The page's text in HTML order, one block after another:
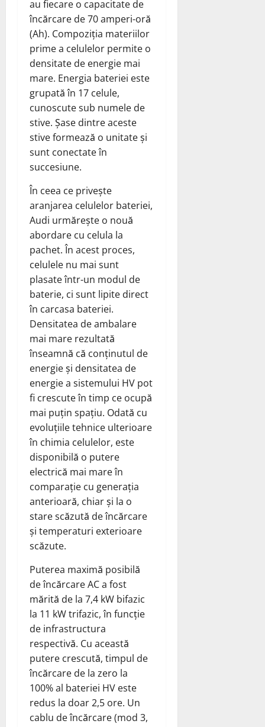
au fiecare o capacitate de
încărcare de 70 amperi-oră
(Ah). Compoziția materiilor
prime a celulelor permite o
densitate de energie mai
mare. Energia bateriei este
grupată în 17 celule,
cunoscute sub numele de
stive. Șase dintre aceste
stive formează o unitate și
sunt conectate în
succesiune.
În ceea ce privește
aranjarea celulelor bateriei,
Audi urmărește o nouă
abordare cu celula la
pachet. În acest proces,
celulele nu mai sunt
plasate într-un modul de
baterie, ci sunt lipite direct
în carcasa bateriei.
Densitatea de ambalare
mai mare rezultată
înseamnă că conținutul de
energie și densitatea de
energie a sistemului HV pot
fi crescute în timp ce ocupă
mai puțin spațiu. Odată cu
evoluțiile tehnice ulterioare
în chimia celulelor, este
disponibilă o putere
electrică mai mare în
comparație cu generația
anterioară, chiar și la o
stare scăzută de încărcare
și temperaturi exterioare
scăzute.
Puterea maximă posibilă
de încărcare AC a fost
mărită de la 7,4 kW bifazic
la 11 kW trifazic, în funcție
de infrastructura
respectivă. Cu această
putere crescută, timpul de
încărcare de la zero la
100% al bateriei HV este
redus la doar 2,5 ore. Un
cablu de încărcare (mod 3,